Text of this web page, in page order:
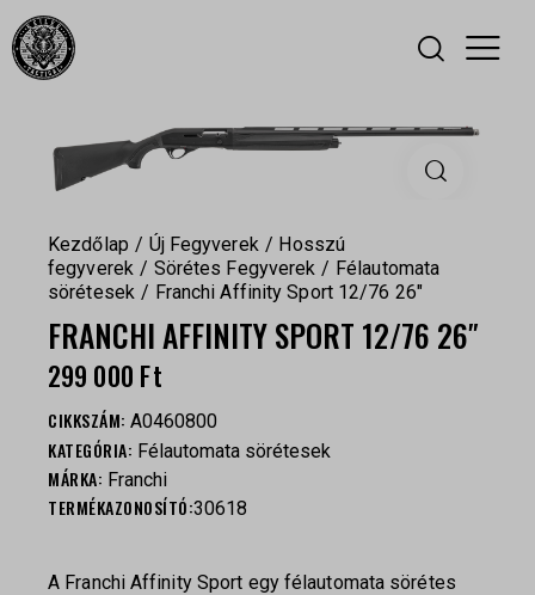
Kezdőlap Új Fegyverek
Hosszú
fegyverek
Sörétes Fegyverek
Félautomata
sörétesek
Franchi Affinity Sport 12/76 26″
FRANCHI AFFINITY SPORT 12/76 26″
299 000 Ft
CIKKSZÁM: A0460800
KATEGÓRIA: Félautomata sörétesek
MÁRKA: Franchi
TERMÉKAZONOSÍTÓ:30618
A Franchi Affinity Sport egy félautomata sörétes